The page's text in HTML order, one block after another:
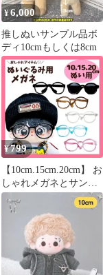
¥6,000
推しぬいサンプル品ボ
ディ10cmもしくは8cm
¥799
【10cm.15cm.20cm】 お
しゃれメガネとサング
ラス ぬい服 ぬいぐるみ
用 小物 メガネ 推しカ
ラー めがね 黒 透明 ピ
ンク 青 茶 ぬいぐるみ
服 10~15cm 17~20cm ぬ
い活 推しぬい 棉花娃娃